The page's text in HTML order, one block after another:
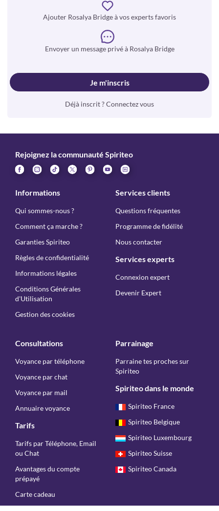
Ajouter Rosalya Bridge à vos experts favoris
Envoyer un message privé à Rosalya Bridge
Je m'inscris
Déjà inscrit ? Connectez vous
Rejoignez la communauté Spiriteo
Informations
Qui sommes-nous ?
Comment ça marche ?
Garanties Spiriteo
Règles de confidentialité
Informations légales
Conditions Générales
d'Utilisation
Gestion des cookies
Services clients
Questions fréquentes
Programme de fidélité
Nous contacter
Services experts
Connexion expert
Devenir Expert
Consultations
Voyance par téléphone
Voyance par chat
Voyance par mail
Annuaire voyance
Tarifs
Tarifs par Téléphone, Email
ou Chat
Avantages du compte
prépayé
Carte cadeau
Parrainage
Parraine tes proches sur
Spiriteo
Spiriteo dans le monde
Spiriteo France
Spiriteo Belgique
Spiriteo Luxembourg
Spiriteo Suisse
Spiriteo Canada